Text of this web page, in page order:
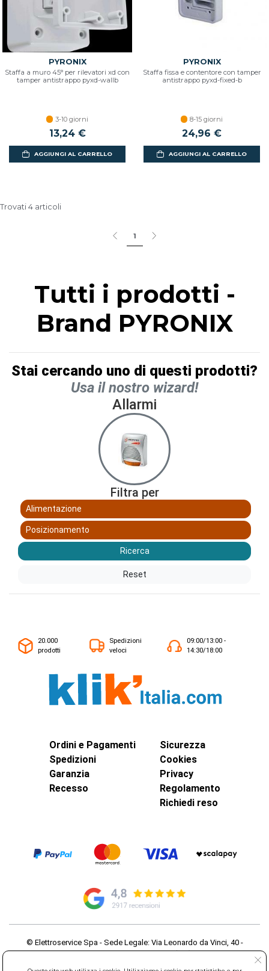
PYRONIX
Staffa a muro 45° per rilevatori xd con
tamper antistrappo pyxd-wallb
3-10 giorni
13,24 €
AGGIUNGI AL CARRELLO
PYRONIX
Staffa fissa e contentore con tamper
antistrappo pyxd-fixed-b
8-15 giorni
24,96 €
AGGIUNGI AL CARRELLO
Trovati 4 articoli
1
Tutti i prodotti -
Brand PYRONIX
Stai cercando uno di questi prodotti?
Usa il nostro wizard!
Allarmi
Filtra per
Alimentazione
Posizionamento
Ricerca
Reset
20.000
prodotti
Spedizioni
veloci
09:00/13:00 -
14:30/18:00
Ordini e Pagamenti
Spedizioni
Garanzia
Recesso
Sicurezza
Cookies
Privacy
Regolamento
Richiedi reso
© Elettroservice Spa - Sede Legale: Via Leonardo da Vinci, 40 -
00015 Monterotondo Scalo (RM)